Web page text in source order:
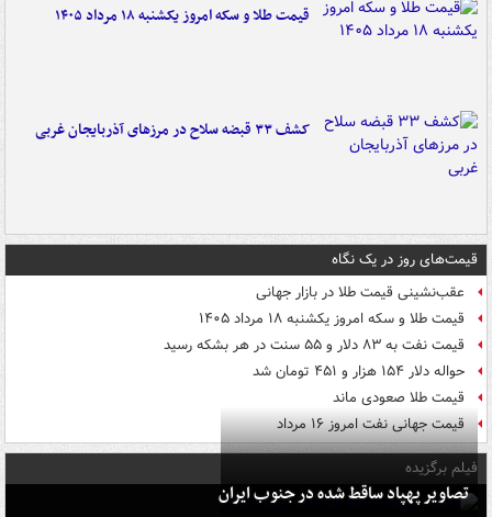
قیمت طلا و سکه امروز یکشنبه ۱۸ مرداد ۱۴۰۵
کشف ۳۳ قبضه سلاح در مرزهای آذربایجان غربی
قیمت‌های روز در یک نگاه
عقب‌نشینی قیمت طلا در بازار جهانی
قیمت طلا و سکه امروز یکشنبه ۱۸ مرداد ۱۴۰۵
قیمت نفت به ۸۳ دلار و ۵۵ سنت در هر بشکه رسید
حواله دلار ۱۵۴ هزار و ۴۵۱ تومان شد
قیمت طلا صعودی ماند
قیمت جهانی نفت امروز ۱۶ مرداد
فیلم برگزیده
تصاویر پهپاد ساقط شده در جنوب ایران